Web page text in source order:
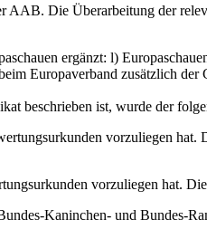
Die Überarbeitung der
ergänzt: l)
Europaverband zusätzlich
beschrieben ist, wurde der
vorzuliegen
vorzuliegen hat.
Kaninchen- und Bundes-